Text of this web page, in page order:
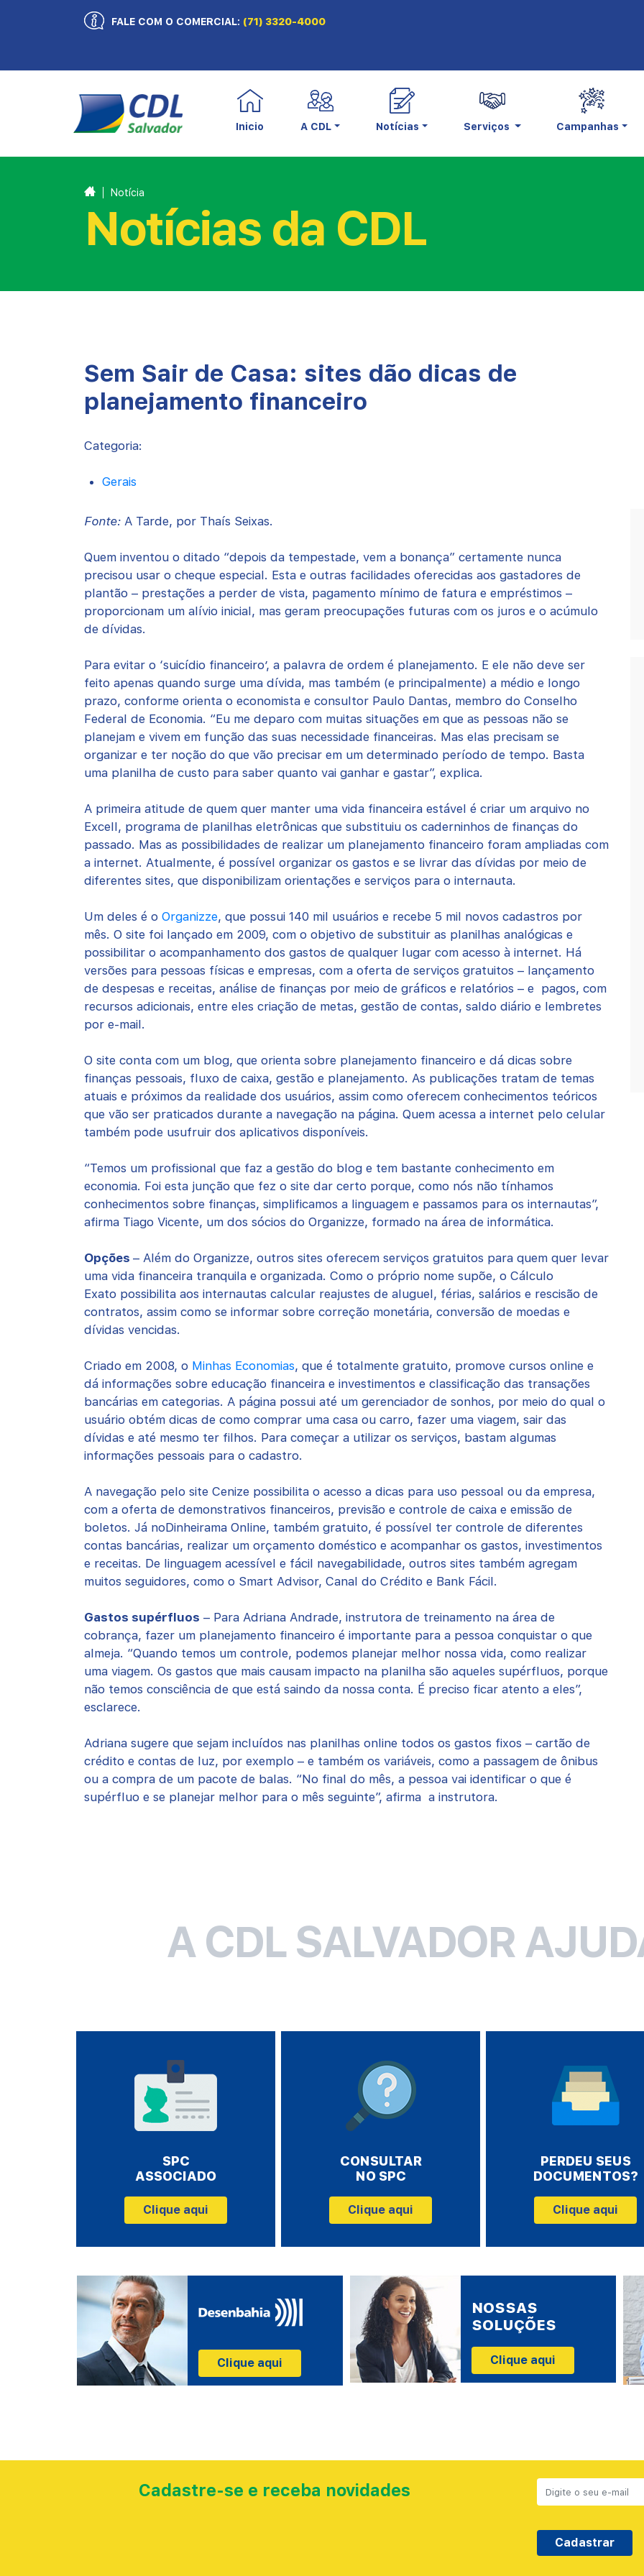
FALE COM O COMERCIAL: (71) 3320-4000
Inicio A CDL Notícias Serviços Campanhas
Notícia
Notícias da CDL
Sem Sair de Casa: sites dão dicas de
planejamento financeiro
Categoria:
Gerais
Fonte: A Tarde, por Thaís Seixas.
Quem inventou o ditado “depois da tempestade, vem a bonança” certamente nunca
precisou usar o cheque especial. Esta e outras facilidades oferecidas aos gastadores de
plantão – prestações a perder de vista, pagamento mínimo de fatura e empréstimos –
proporcionam um alívio inicial, mas geram preocupações futuras com os juros e o acúmulo
de dívidas.
Para evitar o ‘suicídio financeiro’, a palavra de ordem é planejamento. E ele não deve ser
feito apenas quando surge uma dívida, mas também (e principalmente) a médio e longo
prazo, conforme orienta o economista e consultor Paulo Dantas, membro do Conselho
Federal de Economia. “Eu me deparo com muitas situações em que as pessoas não se
planejam e vivem em função das suas necessidade financeiras. Mas elas precisam se
organizar e ter noção do que vão precisar em um determinado período de tempo. Basta
uma planilha de custo para saber quanto vai ganhar e gastar”, explica.
A primeira atitude de quem quer manter uma vida financeira estável é criar um arquivo no
Excell, programa de planilhas eletrônicas que substituiu os caderninhos de finanças do
passado. Mas as possibilidades de realizar um planejamento financeiro foram ampliadas com
a internet. Atualmente, é possível organizar os gastos e se livrar das dívidas por meio de
diferentes sites, que disponibilizam orientações e serviços para o internauta.
Um deles é o Organizze, que possui 140 mil usuários e recebe 5 mil novos cadastros por
mês. O site foi lançado em 2009, com o objetivo de substituir as planilhas analógicas e
possibilitar o acompanhamento dos gastos de qualquer lugar com acesso à internet. Há
versões para pessoas físicas e empresas, com a oferta de serviços gratuitos – lançamento
de despesas e receitas, análise de finanças por meio de gráficos e relatórios – e pagos, com
recursos adicionais, entre eles criação de metas, gestão de contas, saldo diário e lembretes
por e-mail.
O site conta com um blog, que orienta sobre planejamento financeiro e dá dicas sobre
finanças pessoais, fluxo de caixa, gestão e planejamento. As publicações tratam de temas
atuais e próximos da realidade dos usuários, assim como oferecem conhecimentos teóricos
que vão ser praticados durante a navegação na página. Quem acessa a internet pelo celular
também pode usufruir dos aplicativos disponíveis.
“Temos um profissional que faz a gestão do blog e tem bastante conhecimento em
economia. Foi esta junção que fez o site dar certo porque, como nós não tínhamos
conhecimentos sobre finanças, simplificamos a linguagem e passamos para os internautas”,
afirma Tiago Vicente, um dos sócios do Organizze, formado na área de informática.
Opções – Além do Organizze, outros sites oferecem serviços gratuitos para quem quer levar
uma vida financeira tranquila e organizada. Como o próprio nome supõe, o Cálculo
Exato possibilita aos internautas calcular reajustes de aluguel, férias, salários e rescisão de
contratos, assim como se informar sobre correção monetária, conversão de moedas e
dívidas vencidas.
Criado em 2008, o Minhas Economias, que é totalmente gratuito, promove cursos online e
dá informações sobre educação financeira e investimentos e classificação das transações
bancárias em categorias. A página possui até um gerenciador de sonhos, por meio do qual o
usuário obtém dicas de como comprar uma casa ou carro, fazer uma viagem, sair das
dívidas e até mesmo ter filhos. Para começar a utilizar os serviços, bastam algumas
informações pessoais para o cadastro.
A navegação pelo site Cenize possibilita o acesso a dicas para uso pessoal ou da empresa,
com a oferta de demonstrativos financeiros, previsão e controle de caixa e emissão de
boletos. Já noDinheirama Online, também gratuito, é possível ter controle de diferentes
contas bancárias, realizar um orçamento doméstico e acompanhar os gastos, investimentos
e receitas. De linguagem acessível e fácil navegabilidade, outros sites também agregam
muitos seguidores, como o Smart Advisor, Canal do Crédito e Bank Fácil.
Gastos supérfluos – Para Adriana Andrade, instrutora de treinamento na área de
cobrança, fazer um planejamento financeiro é importante para a pessoa conquistar o que
almeja. “Quando temos um controle, podemos planejar melhor nossa vida, como realizar
uma viagem. Os gastos que mais causam impacto na planilha são aqueles supérfluos, porque
não temos consciência de que está saindo da nossa conta. É preciso ficar atento a eles”,
esclarece.
Adriana sugere que sejam incluídos nas planilhas online todos os gastos fixos – cartão de
crédito e contas de luz, por exemplo – e também os variáveis, como a passagem de ônibus
ou a compra de um pacote de balas. “No final do mês, a pessoa vai identificar o que é
supérfluo e se planejar melhor para o mês seguinte”, afirma a instrutora.
A CDL SALVADOR
SPC
ASSOCIADO
Clique aqui
CONSULTAR
NO SPC
Clique aqui
PERDEU SEUS
DOCUMENTOS?
Clique aqui
Clique aqui
NOSSAS
SOLUÇÕES
Clique aqui
Cadastre-se e receba novidades
Cadastrar